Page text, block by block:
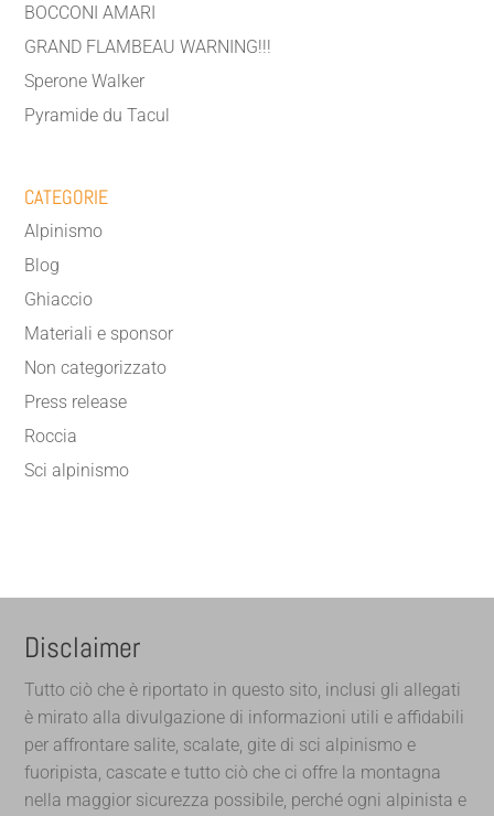
BOCCONI AMARI
GRAND FLAMBEAU WARNING!!!
Sperone Walker
Pyramide du Tacul
CATEGORIE
Alpinismo
Blog
Ghiaccio
Materiali e sponsor
Non categorizzato
Press release
Roccia
Sci alpinismo
Disclaimer
Tutto ciò che è riportato in questo sito, inclusi gli allegati
è mirato alla divulgazione di informazioni utili e affidabili
per affrontare salite, scalate, gite di sci alpinismo e
fuoripista, cascate e tutto ciò che ci offre la montagna
nella maggior sicurezza possibile, perché ogni alpinista e